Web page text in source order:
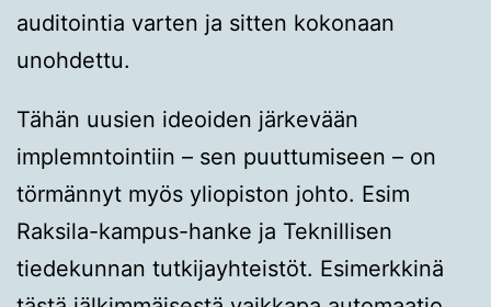
auditointia varten ja sitten kokonaan
unohdettu.
Tähän uusien ideoiden järkevään
implemntointiin – sen puuttumiseen – on
törmännyt myös yliopiston johto. Esim
Raksila-kampus-hanke ja Teknillisen
tiedekunnan tutkijayhteistöt. Esimerkkinä